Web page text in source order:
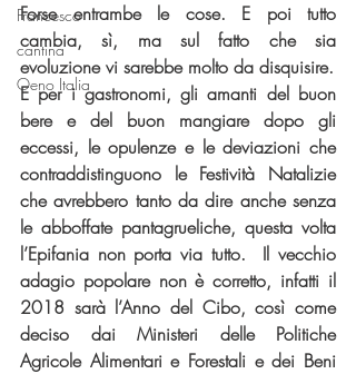
Francesco
cantina
Oeno Italia
Forse entrambe le cose. E poi tutto
cambia, sì, ma sul fatto che sia
evoluzione vi sarebbe molto da disquisire.
E per i gastronomi, gli amanti del buon
bere e del buon mangiare dopo gli
eccessi, le opulenze e le deviazioni che
contraddistinguono le Festività Natalizie
che avrebbero tanto da dire anche senza
le abboffate pantagrueliche, questa volta
l’Epifania non porta via tutto.  Il vecchio
adagio popolare non è corretto, infatti il
2018 sarà l’Anno del Cibo, così come
deciso dai Ministeri delle Politiche
Agricole Alimentari e Forestali e dei Beni